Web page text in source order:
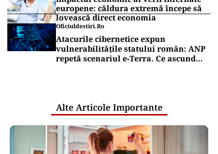
europene: căldura extremă începe să
lovească direct economia
Oficiuldestiri.ro
Atacurile cibernetice expun
vulnerabilitățile statului român: ANP
repetă scenariul e‑Terra. Ce ascund
Alte Articole Importante